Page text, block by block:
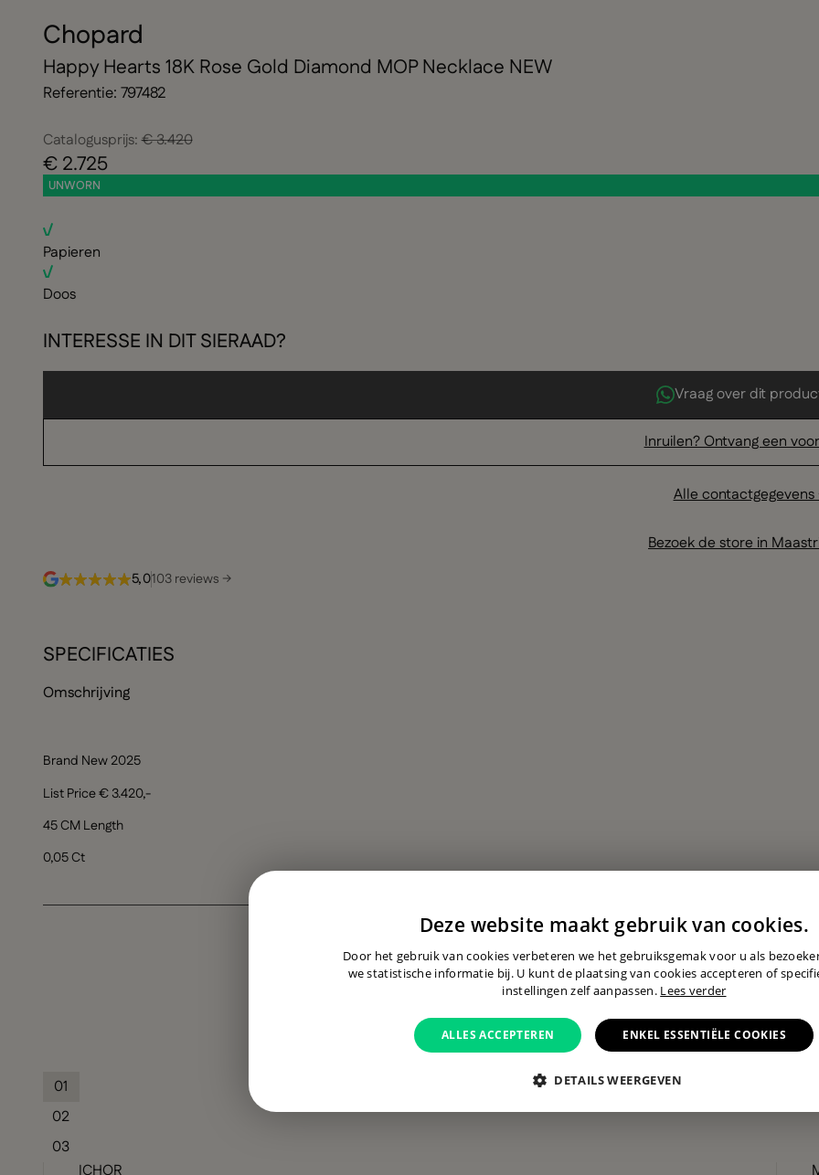
Chopard
Happy Hearts 18K Rose Gold Diamond MOP Necklace NEW
Referentie: 797482
Catalogusprijs:€ 3.420
€ 2.725
UNWORN
Papieren
Doos
INTERESSE IN DIT SIERAAD?
Vraag over dit
Inruilen? Ontvang een
Alle
Bezoek de store in
5,0103 reviews →
SPECIFICATIES
Omschrijving
Brand New 2025
List Price € 3.420,-
45 CM Length
0,05 Ct
01
02
03
ICHOR
Deze website maakt gebruik van cookies.
Door het gebruik van cookies verbeteren we het gebruiksgemak voor u als
we statistische informatie bij. U kunt de plaatsing van cookies accepteren of
instellingen zelf aanpassen. Lees verder
ALLES ACCEPTEREN ENKEL ESSENTIËLE COOKIES
DETAILS WEERGEVEN